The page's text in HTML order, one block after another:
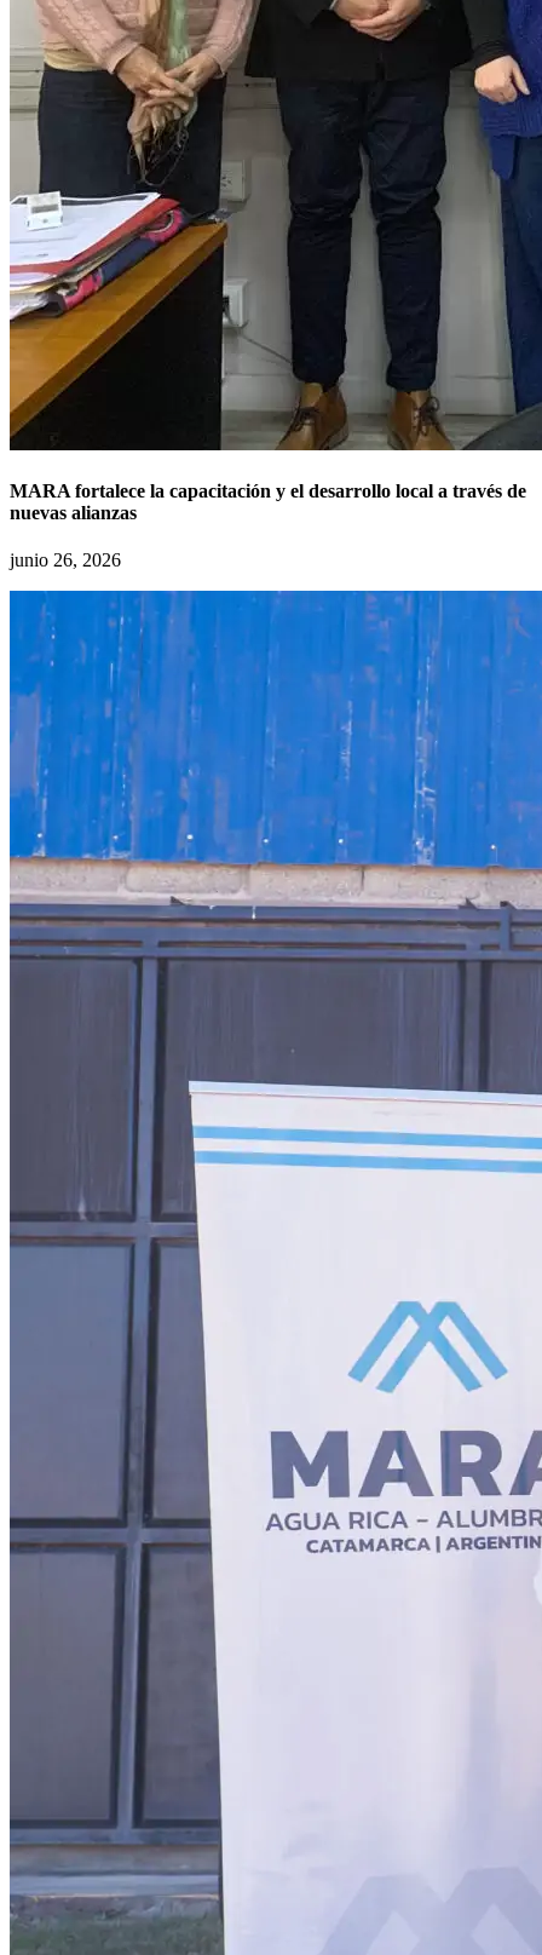
MARA fortalece la capacitación y el desarrollo local a través de
nuevas alianzas
junio 26, 2026